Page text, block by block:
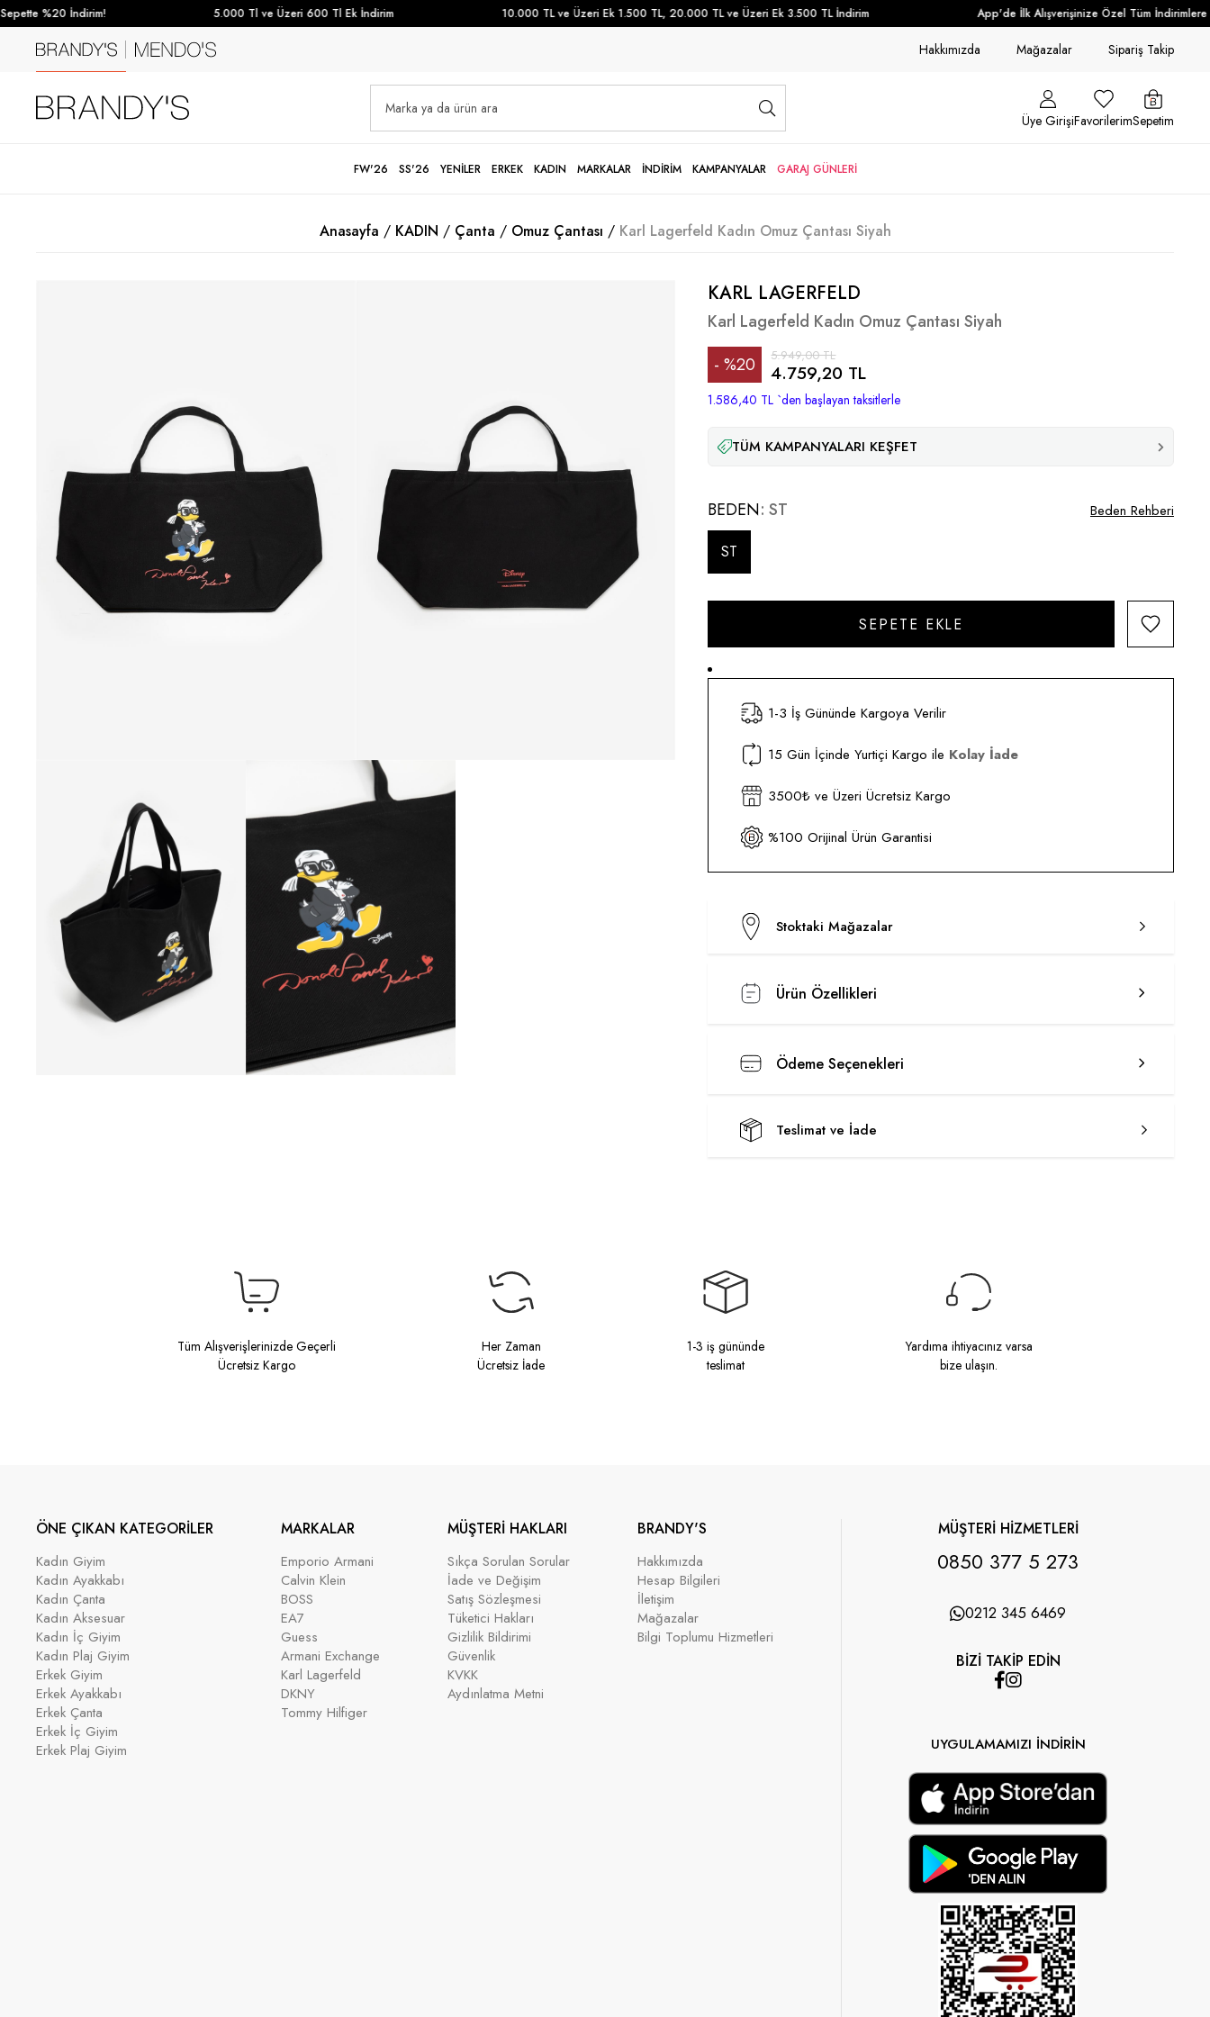
%20 İndirim! 5.000 Tl ve Üzeri 600 Tl Ek İndirim 10.000 TL ve Üzeri Ek 1.500 TL, 20.000 TL ve Üzeri Ek 3.500 TL İndirim App'de İlk Alışverişinize Özel Tüm İndirimlere
Hakkımızda Mağazalar Sipariş Takip
Üye GirişiFavorilerimSepetim
FW'26 SS'26 YENİLER ERKEK KADIN MARKALAR İNDİRİM KAMPANYALAR GARAJ GÜNLERİ
Anasayfa KADIN Çanta Omuz Çantası Karl Lagerfeld Kadın Omuz Çantası Siyah
KARL LAGERFELD
Karl Lagerfeld Kadın Omuz Çantası Siyah
%20
İndirim
5.949,00 TL
4.759,20 TL
1.586,40 TL `den başlayan taksitlerle
TÜM KAMPANYALARI KEŞFET
BEDEN ST
ST
Beden Rehberi
1-3 İş Gününde Kargoya Verilir
15 Gün İçinde Yurtiçi Kargo ile Kolay İade
3500₺ ve Üzeri Ücretsiz Kargo
%100 Orijinal Ürün Garantisi
Stoktaki Mağazalar
Ürün Özellikleri
Ödeme Seçenekleri
Teslimat ve İade
Tüm Alışverişlerinizde Geçerli
Ücretsiz Kargo
Her Zaman
Ücretsiz İade
1-3 iş gününde
teslimat
Yardıma ihtiyacınız varsa
bize ulaşın.
ÖNE ÇIKAN KATEGORİLER
Kadın Giyim
Kadın Ayakkabı
Kadın Çanta
Kadın Aksesuar
Kadın İç Giyim
Kadın Plaj Giyim
Erkek Giyim
Erkek Ayakkabı
Erkek Çanta
Erkek İç Giyim
Erkek Plaj Giyim
MARKALAR
Emporio Armani
Calvin Klein
BOSS
EA7
Guess
Armani Exchange
Karl Lagerfeld
DKNY
Tommy Hilfiger
MÜŞTERİ HAKLARI
Sıkça Sorulan Sorular
İade ve Değişim
Satış Sözleşmesi
Tüketici Hakları
Gizlilik Bildirimi
Güvenlik
KVKK
Aydınlatma Metni
BRANDY'S
Hakkımızda
Hesap Bilgileri
İletişim
Mağazalar
Bilgi Toplumu Hizmetleri
MÜŞTERİ HİZMETLERİ
0850 377 5 273
0212 345 6469
BİZİ TAKİP EDİN
UYGULAMAMIZI İNDİRİN